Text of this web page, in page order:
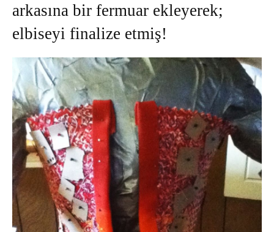
arkasına bir fermuar ekleyerek;
elbiseyi finalize etmiş!